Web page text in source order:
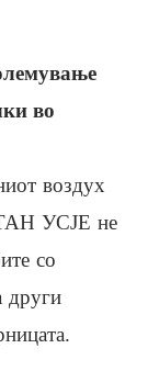
во
воздух
УСЈЕ не
со
други